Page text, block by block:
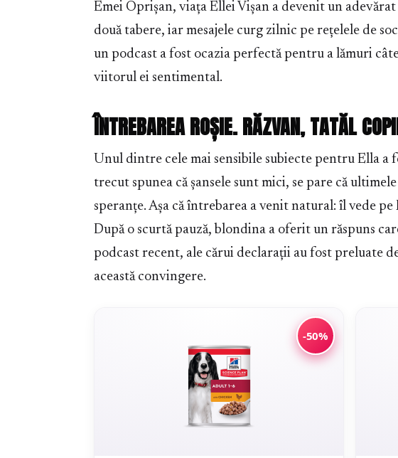
Emei Oprișan, viața Ellei Vișan a devenit un
două tabere, iar mesajele curg zilnic pe rețelele de
un podcast a fost ocazia perfectă pentru a lămuri
viitorul ei sentimental.
ÎNTREBAREA ROȘIE. RĂZVAN, TATĂL
Unul dintre cele mai sensibile subiecte pentru Ella a
trecut spunea că șansele sunt mici, se pare că
speranțe. Așa că întrebarea a venit natural: îl vede
După o scurtă pauză, blondina a oferit un răspuns
podcast recent, ale cărui declarații au fost preluate
această convingere.
-50%